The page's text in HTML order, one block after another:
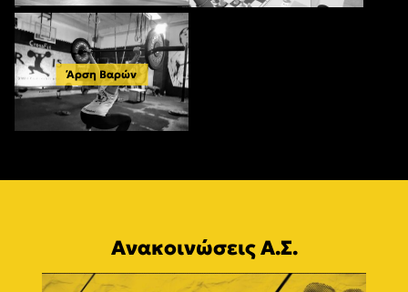
Άρση Βαρών
Ανακοινώσεις Α.Σ.